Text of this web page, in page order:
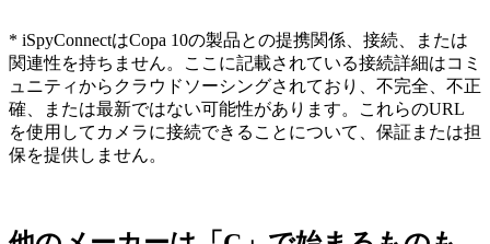
* iSpyConnectはCopa 10の製品との提携関係、接続、または
関連性を持ちません。ここに記載されている接続詳細はコミ
ュニティからクラウドソーシングされており、不完全、不正
確、または最新ではない可能性があります。これらのURL
を使用してカメラに接続できることについて、保証または担
保を提供しません。